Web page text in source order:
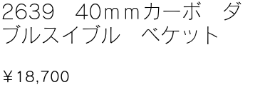
2639 40ｍｍカーボ ダ
ブルスイブル ベケット
￥18,700